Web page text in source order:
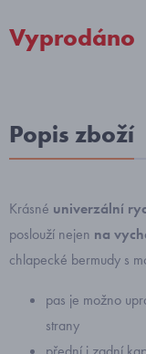
Vyprodáno
Popis zboží
Krásné univerzální
poslouží nejen na
chlapecké bermudy s
pas je možno
strany